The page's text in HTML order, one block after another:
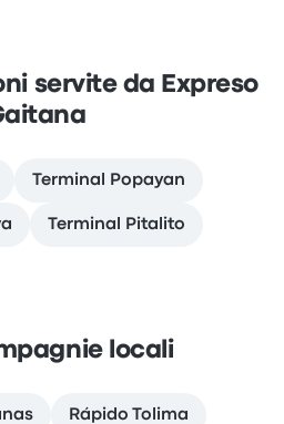
servite da Expreso
Terminal Popayan
Terminal Pitalito
locali
Rápido Tolima